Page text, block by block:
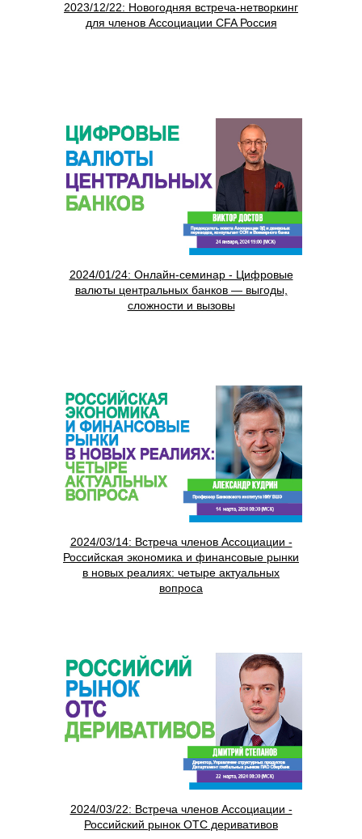
2023/12/22: Новогодняя встреча-нетворкинг
для членов Ассоциации CFA Россия
2024/01/24: Онлайн-семинар - Цифровые
валюты центральных банков — выгоды,
сложности и вызовы
2024/03/14: Встреча членов Ассоциации -
Российская экономика и финансовые рынки
в новых реалиях: четыре актуальных
вопроса
2024/03/22: Встреча членов Ассоциации -
Российский рынок OTC деривативов